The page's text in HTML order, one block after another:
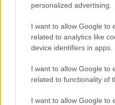
personalized advertising.
I want to allow Google to
related to analytics like
device identifiers in apps.
I want to allow Google to
related to functionality of
I want to allow Google to
Egy család
evatessza•2015. július 10.
uzsorakamat miatt
ezért úgy döntöttek,